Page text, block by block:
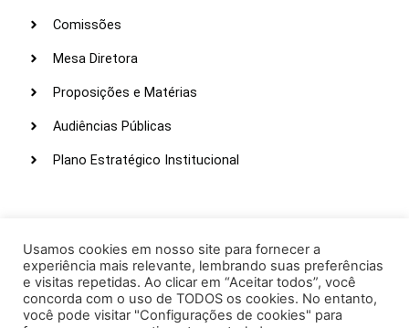
Comissões
Mesa Diretora
Proposições e Matérias
Audiências Públicas
Plano Estratégico Institucional
Webmail
Intranet
Administração
Usamos cookies em nosso site para fornecer a
experiência mais relevante, lembrando suas preferências
e visitas repetidas. Ao clicar em “Aceitar todos”, você
concorda com o uso de TODOS os cookies. No entanto,
você pode visitar "Configurações de cookies" para